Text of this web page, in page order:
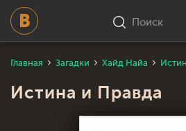
Поиск
Главная Загадки Хайд Найа
Истина и Правда